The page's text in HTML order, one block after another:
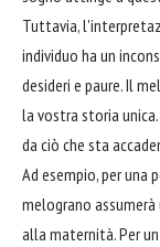
Tuttavia,
individuo ha un
desideri e paure. Il
la vostra storia
da ciò che sta
Ad esempio, per una
melograno
alla maternità. Per